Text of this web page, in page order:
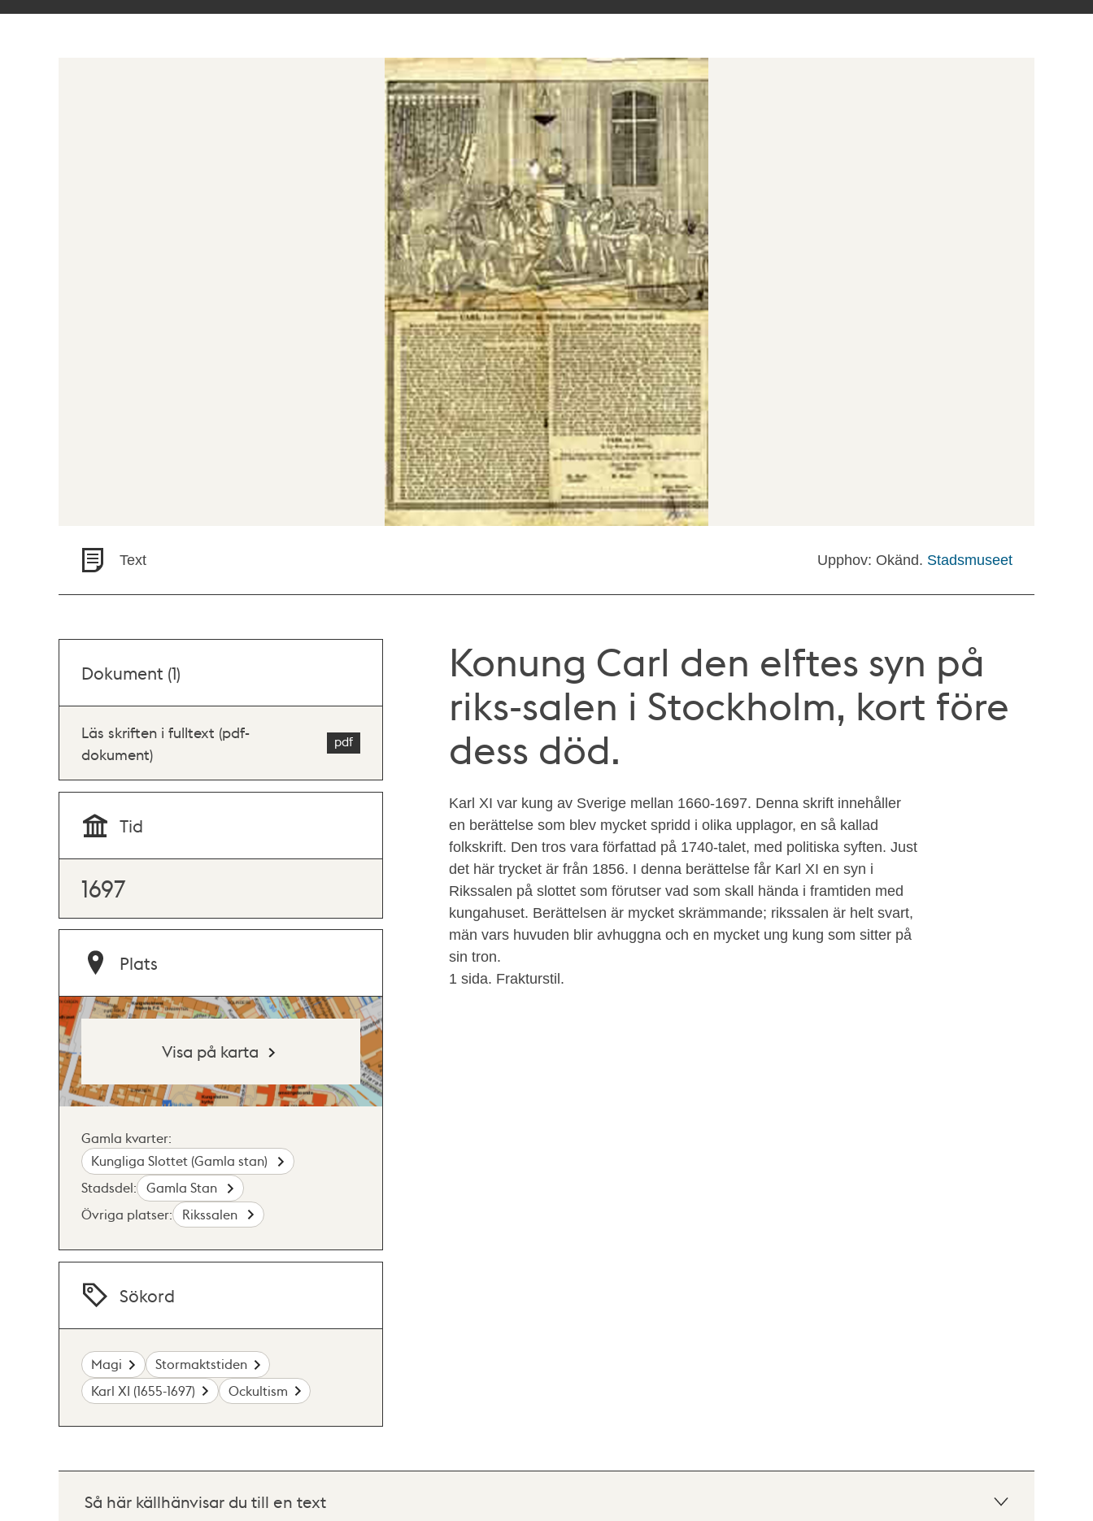
Text Upphov: Okänd. Stadsmuseet
Konung Carl den elftes syn på
riks-salen i Stockholm, kort före
dess död.
Karl XI var kung av Sverige mellan 1660-1697. Denna skrift innehåller
en berättelse som blev mycket spridd i olika upplagor, en så kallad
folkskrift. Den tros vara författad på 1740-talet, med politiska syften. Just
det här trycket är från 1856. I denna berättelse får Karl XI en syn i
Rikssalen på slottet som förutser vad som skall hända i framtiden med
kungahuset. Berättelsen är mycket skrämmande; rikssalen är helt svart,
män vars huvuden blir avhuggna och en mycket ung kung som sitter på
sin tron.
1 sida. Frakturstil.
Dokument (1)
Läs skriften i fulltext (pdf-
dokument)
Tid
1697
Plats
Visa på karta
Gamla kvarter:
Kungliga Slottet (Gamla stan)
Stadsdel:
Gamla Stan
Övriga platser:
Rikssalen
Sökord
Magi
Stormaktstiden
Karl XI (1655-1697)
Ockultism
Så här källhänvisar du till en text